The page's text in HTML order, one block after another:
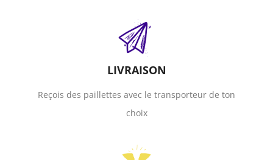
LIVRAISON
Reçois des paillettes avec le transporteur de ton
choix